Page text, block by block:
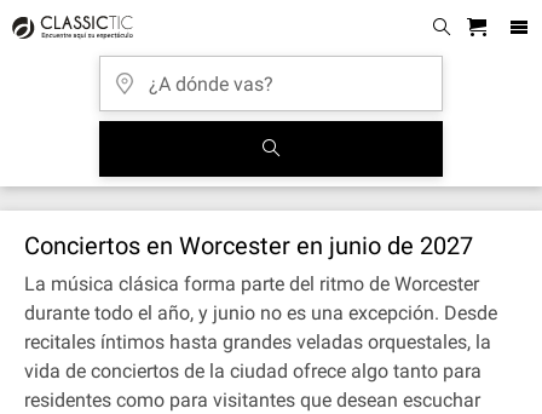
Conciertos en Worcester en junio de 2027
La música clásica forma parte del ritmo de Worcester
durante todo el año, y junio no es una excepción. Desde
recitales íntimos hasta grandes veladas orquestales, la
vida de conciertos de la ciudad ofrece algo tanto para
residentes como para visitantes que desean escuchar